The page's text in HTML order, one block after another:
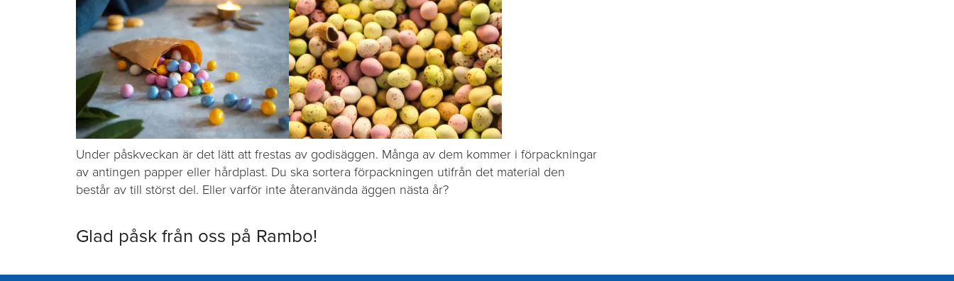
Under påskveckan är det lätt att frestas av godisäggen. Många av dem kommer i förpackningar
av antingen papper eller hårdplast. Du ska sortera förpackningen utifrån det material den
består av till störst del. Eller varför inte återanvända äggen nästa år?
Glad påsk från oss på Rambo!